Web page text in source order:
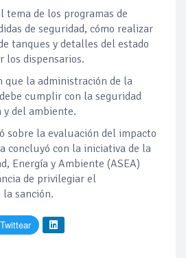
tema de los programas de
de seguridad, cómo realizar
tanques y detalles del estado
los dispensarios.
que la administración de la
cumplir con la seguridad
del ambiente.
sobre la evaluación del impacto
concluyó con la iniciativa de la
Energía y Ambiente (ASEA)
de privilegiar el
sanción.